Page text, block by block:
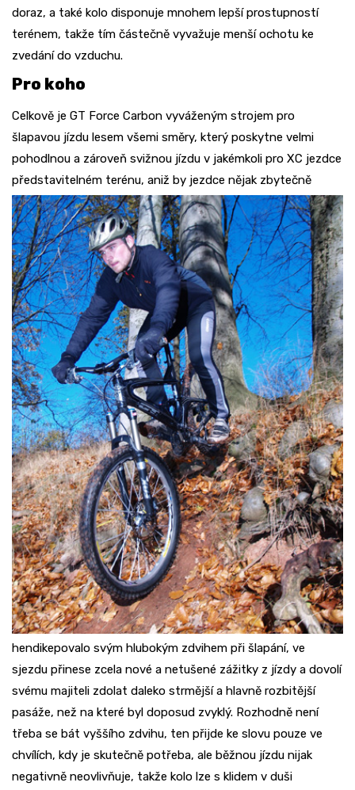
doraz, a také kolo disponuje mnohem lepší prostupností
terénem, takže tím částečně vyvažuje menší ochotu ke
zvedání do vzduchu.
Pro koho
Celkově je GT Force Carbon vyváženým strojem pro
šlapavou jízdu lesem všemi směry, který poskytne velmi
pohodlnou a zároveň svižnou jízdu v jakémkoli pro XC jezdce
představitelném terénu, aniž by jezdce nějak zbytečně
hendikepovalo svým hlubokým zdvihem při šlapání, ve
sjezdu přinese zcela nové a netušené zážitky z jízdy a dovolí
svému majiteli zdolat daleko strmější a hlavně rozbitější
pasáže, než na které byl doposud zvyklý. Rozhodně není
třeba se bát vyššího zdvihu, ten přijde ke slovu pouze ve
chvílích, kdy je skutečně potřeba, ale běžnou jízdu nijak
negativně neovlivňuje, takže kolo lze s klidem v duši